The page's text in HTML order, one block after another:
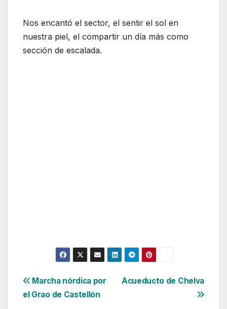
Nos encantó el sector, el sentir el sol en
nuestra piel, el compartir un día más como
sección de escalada.
Navegación
Acueducto de Chelva
Marcha nórdica por
el Grao de Castellón